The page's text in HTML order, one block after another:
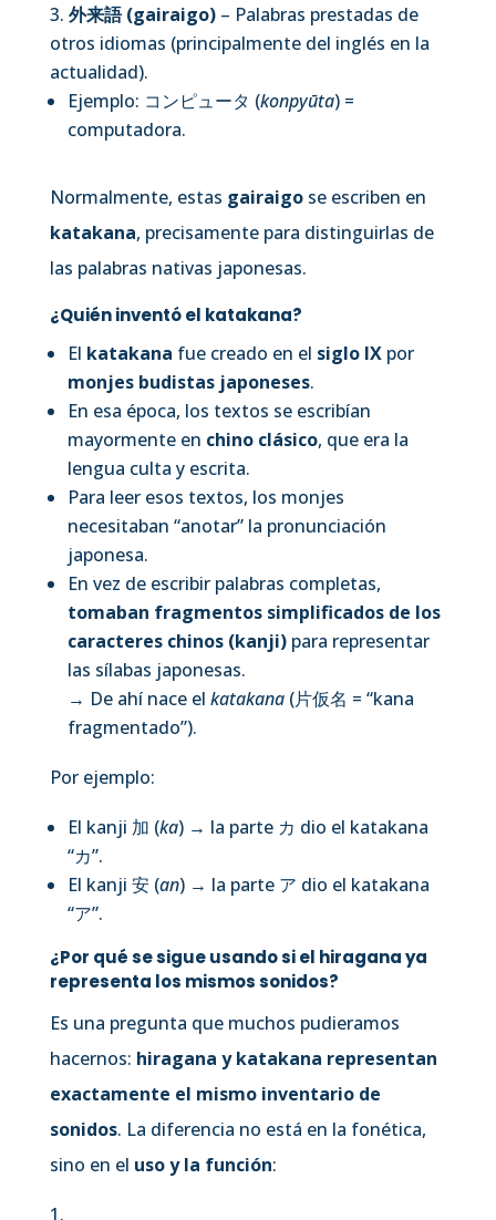
外来語 (gairaigo)– Palabras prestadas de
otros idiomas (principalmente del inglés en la
actualidad).
Ejemplo: コンピュータ (konpyūta) =
computadora.
Normalmente, estas gairaigose escriben en
katakana, precisamente para distinguirlas de
las palabras nativas japonesas.
¿Quién inventó el katakana?
El katakana fue creado en el siglo IXpor
monjes budistas japoneses.
En esa época, los textos se escribían
mayormente en chino clásico, que era la
lengua culta y escrita.
Para leer esos textos, los monjes
necesitaban “anotar” la pronunciación
japonesa.
En vez de escribir palabras completas,
tomaban fragmentos simplificados de los
caracteres chinos (kanji)para representar
las sílabas japonesas.
→ De ahí nace el katakana(片仮名 = “kana
fragmentado”).
Por ejemplo:
El kanji 加 (ka) → la parte カ dio el katakana
“カ”.
El kanji 安 (an) → la parte ア dio el katakana
“ア”.
¿Por qué se sigue usando si el hiragana ya
representa los mismos sonidos?
Es una pregunta que muchos pudieramos
hacernos: hiragana y katakana representan
exactamente el mismo inventario de
sonidos. La diferencia no está en la fonética,
sino en el uso y la función: